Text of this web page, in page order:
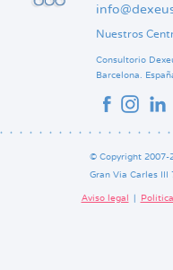
Nuestros
Consultorio
Barcelona.
© Copyright 2007-
Gran Via Carles III
Aviso legal